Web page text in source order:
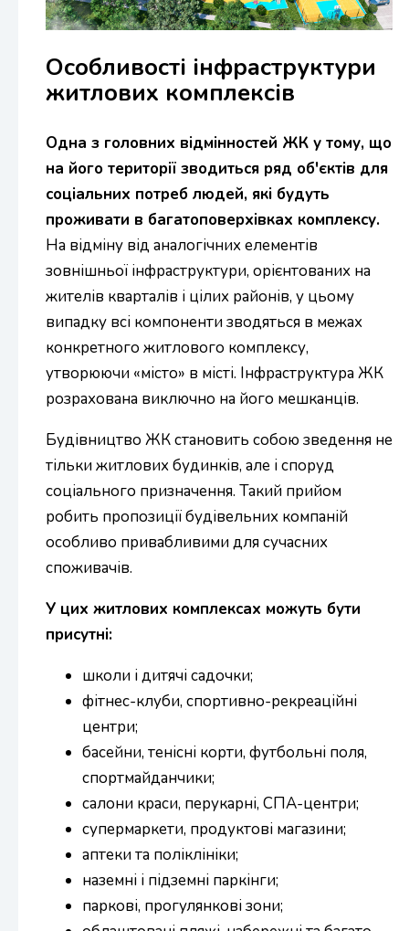
Особливості інфраструктури
житлових комплексів
Одна з головних відмінностей ЖК у тому, що
на його території зводиться ряд об'єктів для
соціальних потреб людей, які будуть
проживати в багатоповерхівках комплексу.
На відміну від аналогічних елементів
зовнішньої інфраструктури, орієнтованих на
жителів кварталів і цілих районів, у цьому
випадку всі компоненти зводяться в межах
конкретного житлового комплексу,
утворюючи «місто» в місті. Інфраструктура ЖК
розрахована виключно на його мешканців.
Будівництво ЖК становить собою зведення не
тільки житлових будинків, але і споруд
соціального призначення. Такий прийом
робить пропозиції будівельних компаній
особливо привабливими для сучасних
споживачів.
У цих житлових комплексах можуть бути
присутні:
школи і дитячі садочки;
фітнес-клуби, спортивно-рекреаційні
центри;
басейни, тенісні корти, футбольні поля,
спортмайданчики;
салони краси, перукарні, СПА-центри;
супермаркети, продуктові магазини;
аптеки та поліклініки;
наземні і підземні паркінги;
паркові, прогулянкові зони;